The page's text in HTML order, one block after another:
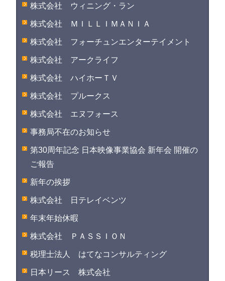
株式会社 ウィニング・ラン
株式会社 ＭＩＬＬＩＭＡＮＩＡ
株式会社 フォーチュンエンターテイメント
株式会社 アークライフ
株式会社 ハイホーＴＶ
株式会社 プルークス
株式会社 エヌフォース
事務局不在のお知らせ
第30周年記念 日本映像事業協会 新年会 開催の
ご報告
新年の挨拶
株式会社 日テレイベンツ
年末年始休暇
株式会社 ＰＡＳＳＩＯＮ
税理士法人 はてなコンサルティング
日本リース 株式会社